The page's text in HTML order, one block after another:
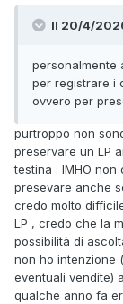
Il 20/4/
personalmente
per registrare i
ovvero per
purtroppo non
preservare un LP
testina : IMHO
presevare anche
credo molto
LP , credo che la
possibilità di
non ho intenzione
eventuali vendite)
qualche anno fa